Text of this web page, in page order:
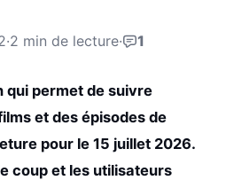
·2 min de lecture· 1
qui permet de suivre
et des épisodes de
pour le 15 juillet 2026.
coup et les utilisateurs